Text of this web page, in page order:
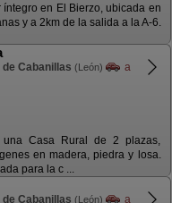
en El Bierzo, ubicada en
y a 2km de la salida a la A-6.
Cabanillas (León)
a
Casa Rural de 2 plazas,
en madera, piedra y losa.
para la c ...
Cabanillas (León)
a